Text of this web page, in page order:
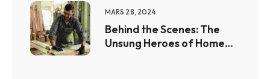
MARS 28, 2024
Behind the Scenes: The
Unsung Heroes of Home